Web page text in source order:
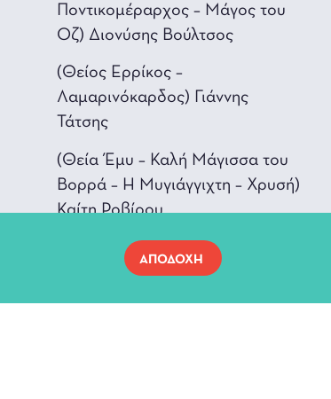
Ποντικομέραρχος – Μάγος του
Οζ) Διονύσης Βούλτσος
(Θείος Ερρίκος –
Λαμαρινόκαρδος) Γιάννης
Τάτσης
(Θεία Έμυ – Καλή Μάγισσα του
Βορρά – Η Mυγιάγγιχτη – Χρυσή)
Καίτη Ροβίρου
(Δώρα) Λιζολέττα Σιάνου
ΑΠΟΔΟΧΗ